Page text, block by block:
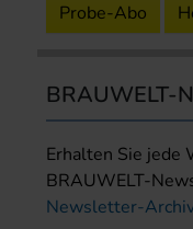
Probe-Abo
BRAUWELT-
Erhalten Sie jede
BRAUWELT-
Newsletter-